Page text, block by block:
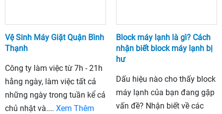
Vệ Sinh Máy Giặt Quận Bình
Thạnh
Công ty làm việc từ 7h - 21h
hằng ngày, làm việc tất cả
những ngày trong tuần kể cả
chủ nhật và.... Xem Thêm
Block máy lạnh là gì? Cách
nhận biết block máy lạnh bị
hư
Dấu hiệu nào cho thấy block
máy lạnh của bạn đang gặp
vấn đề? Nhận biết về các